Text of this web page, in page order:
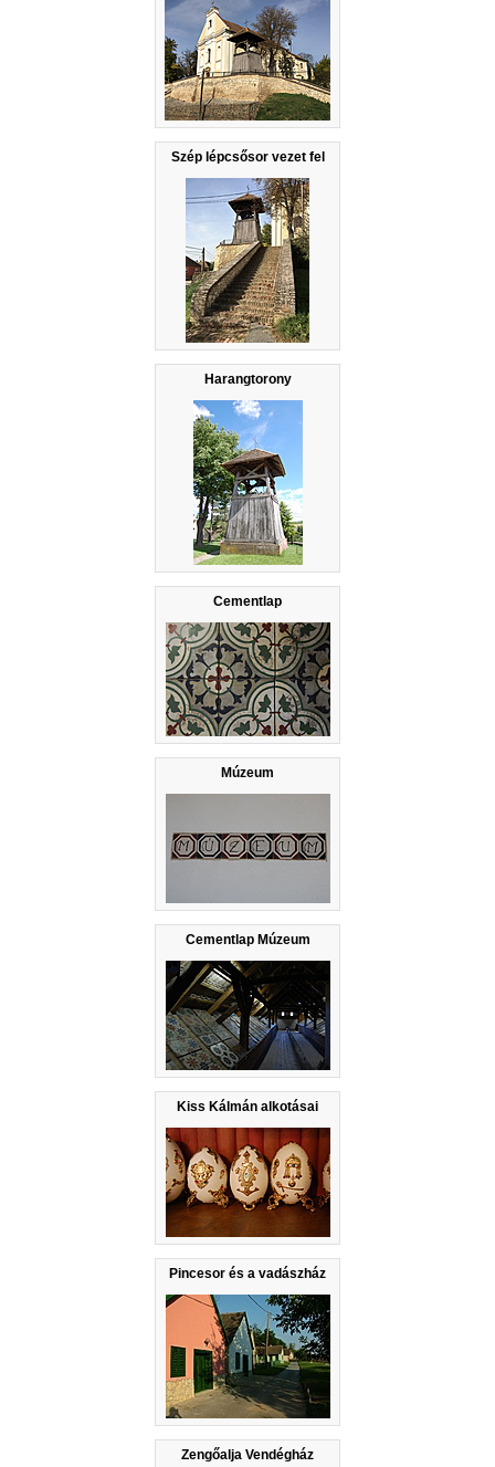
Szép lépcsősor vezet fel
Harangtorony
Cementlap
Múzeum
Cementlap Múzeum
Kiss Kálmán alkotásai
Pincesor és a vadászház
Zengőalja Vendégház